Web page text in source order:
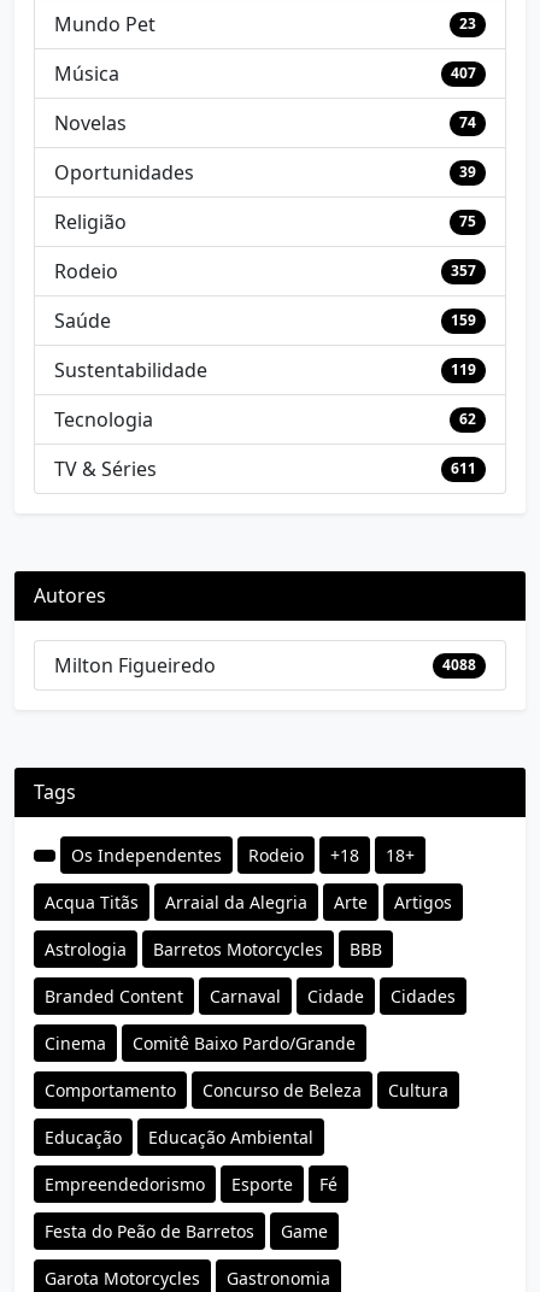
Mundo Pet 23
Música 407
Novelas 74
Oportunidades 39
Religião 75
Rodeio 357
Saúde 159
Sustentabilidade 119
Tecnologia 62
TV & Séries 611
Autores
Milton Figueiredo 4088
Tags
Os Independentes Rodeio +18 18+
Acqua Titãs Arraial da Alegria Arte Artigos
Astrologia Barretos Motorcycles BBB
Branded Content Carnaval Cidade Cidades
Cinema Comitê Baixo Pardo/Grande
Comportamento Concurso de Beleza Cultura
Educação Educação Ambiental
Empreendedorismo Esporte Fé
Festa do Peão de Barretos Game
Garota Motorcycles Gastronomia